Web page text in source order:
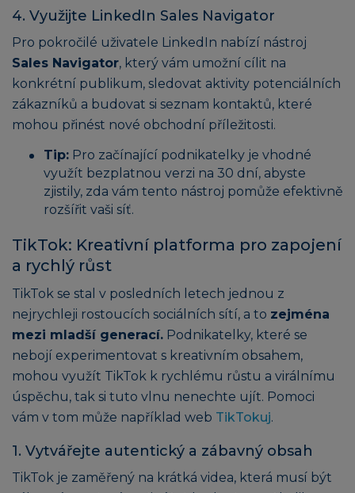
4. Využijte LinkedIn Sales Navigator
Pro pokročilé uživatele LinkedIn nabízí nástroj
Sales Navigator, který vám umožní cílit na
konkrétní publikum, sledovat aktivity potenciálních
zákazníků a budovat si seznam kontaktů, které
mohou přinést nové obchodní příležitosti.
Tip: Pro začínající podnikatelky je vhodné
využít bezplatnou verzi na 30 dní, abyste
zjistily, zda vám tento nástroj pomůže efektivně
rozšířit vaši síť.
TikTok: Kreativní platforma pro zapojení
a rychlý růst
TikTok se stal v posledních letech jednou z
nejrychleji rostoucích sociálních sítí, a to zejména
mezi mladší generací. Podnikatelky, které se
nebojí experimentovat s kreativním obsahem,
mohou využít TikTok k rychlému růstu a virálnímu
úspěchu, tak si tuto vlnu nenechte ujít. Pomoci
vám v tom může například web TikTokuj.
1. Vytvářejte autentický a zábavný obsah
TikTok je zaměřený na krátká videa, která musí být